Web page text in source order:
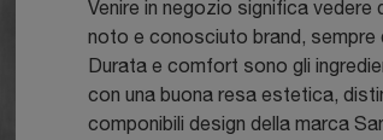
Venire in negozio significa vedere
noto e conosciuto brand, sempre
Durata e comfort sono gli
con una buona resa estetica,
componibili design della marca